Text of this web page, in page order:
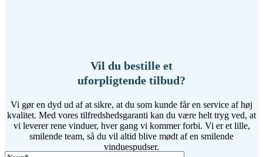
Vil du bestille et
uforpligtende tilbud?
Vi gør en dyd ud af at sikre, at du som kunde får en service af høj
kvalitet. Med vores tilfredshedsgaranti kan du være helt tryg ved, at
vi leverer rene vinduer, hver gang vi kommer forbi. Vi er et lille,
smilende team, så du vil altid blive mødt af en smilende
vinduespudser.